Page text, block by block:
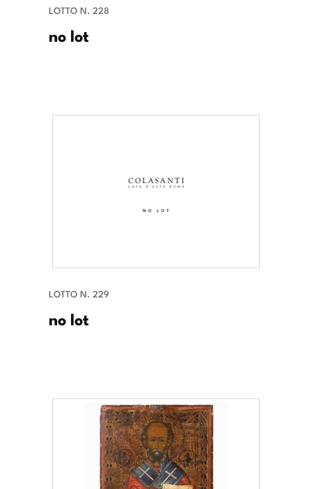
LOTTO N. 228
no lot
LOTTO N. 229
no lot